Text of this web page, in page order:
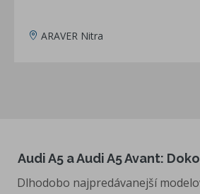
ARAVER Nitra
Audi A5 a Audi A5 Avant:
Dlhodobo najpredávanejší